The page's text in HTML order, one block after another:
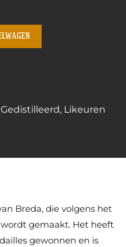
Gedistilleerd, Likeuren
Breda, die volgens het
gemaakt. Het heeft
gewonnen en is